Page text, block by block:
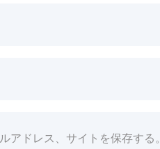
ドレス、サイトを保存する。